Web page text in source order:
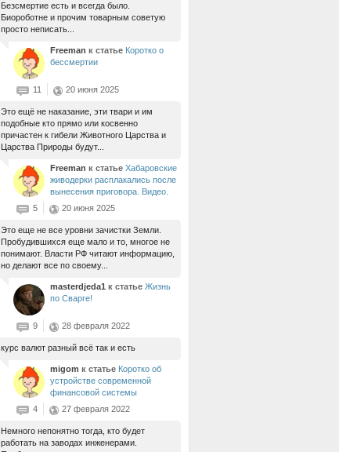
Безсмертие есть и всегда было.
Биороботне и прочим товарным советую
просто неписать...
Freeman к статье Коротко о
бессмертии
11 20 июня 2025
Это ещё не наказание, эти твари и им
подобные кто прямо или косвенно
причастен к гибели Животного Царства и
Царства Природы будут...
Freeman к статье Хабаровские
живодерки расплакались после
вынесения приговора. Видео.
5
20 июня 2025
Это еще не все уровни зачистки Земли.
Пробудившихся еще мало и то, многое не
понимают. Власти РФ читают информацию,
но делают все по своему...
masterdjeda1 к статье Жизнь
по Сварге!
9 28 февраля 2022
курс валют разный всё так и есть
migom к статье Коротко об
устройстве современной
финансовой системы
4
27 февраля 2022
Немного непонятно тогда, кто будет
работать на заводах инженерами.